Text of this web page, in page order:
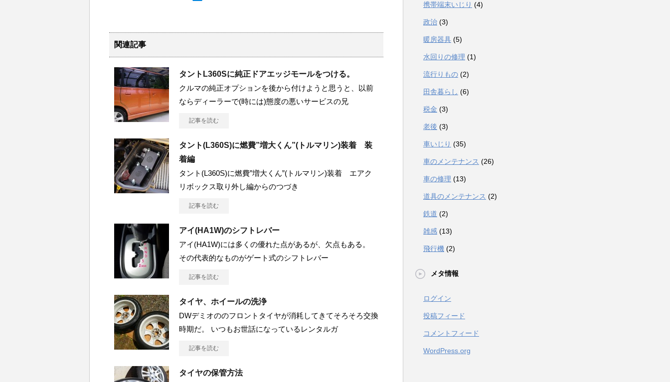
関連記事
タントL360Sに純正ドアエッジモールをつける。
クルマの純正オプションを後から付けようと思うと、以前
ならディーラーで(時には)態度の悪いサービスの兄
記事を読む
タント(L360S)に燃費”増大くん”(トルマリン)装着 装
着編
タント(L360S)に燃費”増大くん”(トルマリン)装着 エアク
リボックス取り外し編からのつづき
記事を読む
アイ(HA1W)のシフトレバー
アイ(HA1W)には多くの優れた点があるが、欠点もある。
その代表的なものがゲート式のシフトレバー
記事を読む
タイヤ、ホイールの洗浄
DWデミオののフロントタイヤが消耗してきてそろそろ交換
時期だ。 いつもお世話になっているレンタルガ
記事を読む
タイヤの保管方法
携帯端末いじり (4)
政治 (3)
暖房器具 (5)
水回りの修理 (1)
流行りもの (2)
田舎暮らし (6)
税金 (3)
老後 (3)
車いじり (35)
車のメンテナンス (26)
車の修理 (13)
道具のメンテナンス (2)
鉄道 (2)
雑感 (13)
飛行機 (2)
メタ情報
ログイン
投稿フィード
コメントフィード
WordPress.org